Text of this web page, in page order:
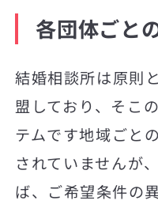
各団体ごと
結婚相談所は原則
盟しており、そこ
テムです地域ごと
されていませんが
ば、ご希望条件の